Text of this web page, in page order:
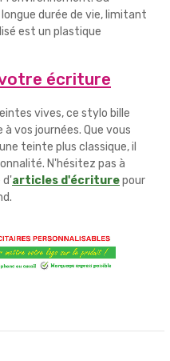
durée de vie, limitant
est un plastique
écriture
vives, ce stylo bille
vos journées. Que vous
teinte plus classique, il
N'hésitez pas à
d'articles d'écriturepour